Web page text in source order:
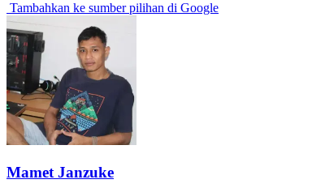
Tambahkan ke sumber pilihan di Google
Mamet Janzuke